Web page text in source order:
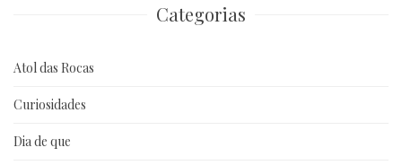
Categorias
Atol das Rocas
Curiosidades
Dia de que